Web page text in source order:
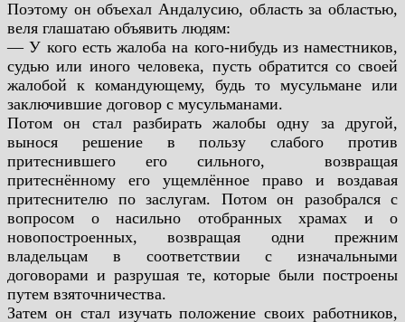
Поэтому он объехал Андалусию, область за областью,
веля глашатаю объявить людям:
— У кого есть жалоба на кого-нибудь из наместников,
судьюили иного человека, пусть обратится со своей
жалобой к командующему, будь то мусульмане или
заключившие договор с мусульманами.
Потом он стал разбирать жалобы одну за другой,
вынося решение в пользу слабого против
притеснившего его сильного, возвращая
притеснённому его ущемлённое право и воздавая
притеснителю по заслугам. Потом он разобрался с
вопросом о насильно отобранных храмах и о
новопостроенных, возвращая одни прежним
владельцам в соответствии с изначальными
договорами и разрушая те, которыебыли построены
путем взяточничества.
Затем он стал изучать положение своих работников,